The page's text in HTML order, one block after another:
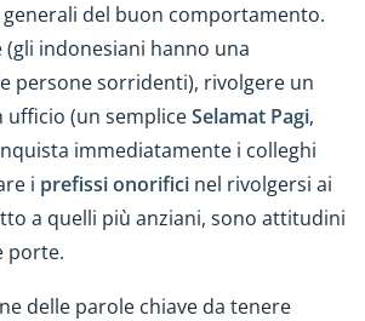
del buon comportamento.
indonesiani hanno una
persone sorridenti), rivolgere un
(un sempliceSelamat Pagi,
immediatamente i colleghi
i prefissi onorifici nel rivolgersi ai
a quelli più anziani, sono attitudini
porte.
delle parole chiave da tenere